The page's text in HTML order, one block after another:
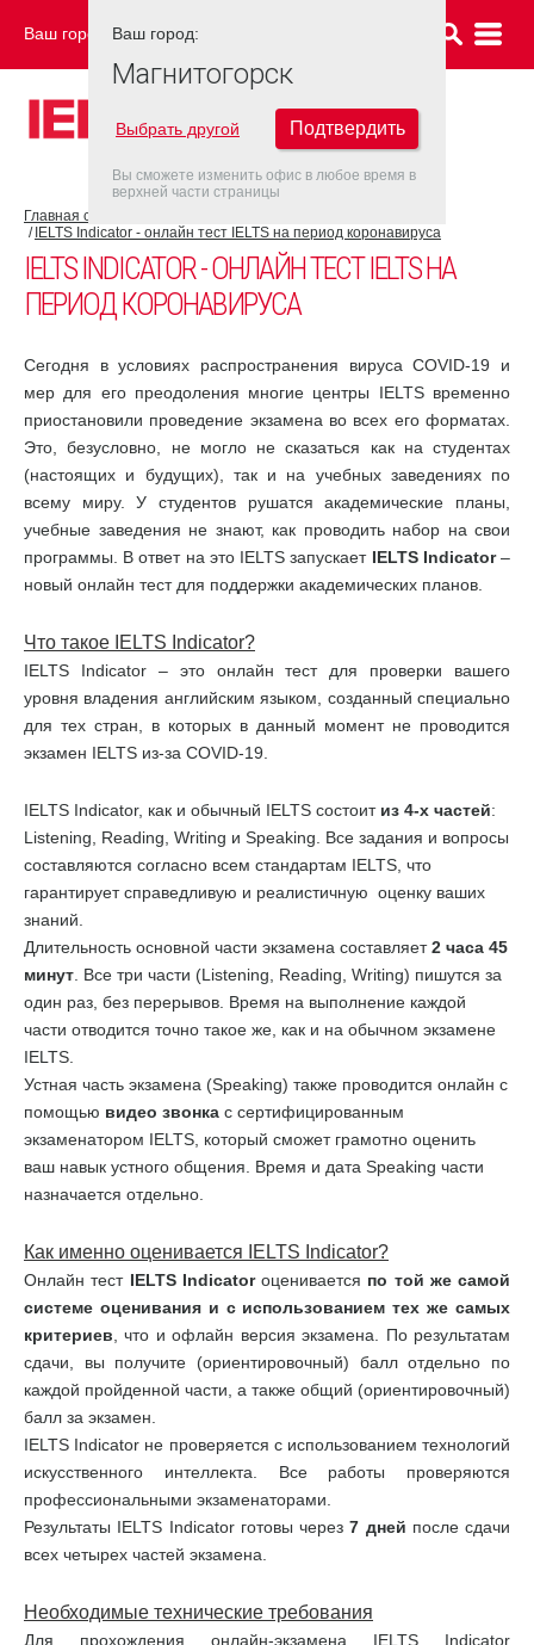
Ваш город: МАГНИТОГОРСК
Главная страница
IELTS Indicator - онлайн тест IELTS на период коронавируса
IELTS INDICATOR - ОНЛАЙН ТЕСТ IELTS НА
ПЕРИОД КОРОНАВИРУСА
Сегодня в условиях распространения вируса COVID-19 и
мер для его преодоления многие центры IELTS временно
приостановили проведение экзамена во всех его форматах.
Это, безусловно, не могло не сказаться как на студентах
(настоящих и будущих), так и на учебных заведениях по
всему миру. У студентов рушатся академические планы,
учебные заведения не знают, как проводить набор на свои
программы. В ответ на это IELTS запускает IELTS Indicator–
новый онлайн тест для поддержки академических планов.
Что такое IELTS Indicator?
IELTS Indicator – это онлайн тест для проверки вашего
уровня владения английским языком, созданный специально
для тех стран, в которых в данный момент не проводится
экзамен IELTS из-за COVID-19.
IELTS Indicator, как и обычный IELTS состоит из 4-х частей:
Listening, Reading, Writing и Speaking. Все задания и вопросы
составляются согласно всем стандартам IELTS, что
гарантирует справедливую и реалистичную оценку ваших
знаний.
Длительность основной части экзамена составляет2 часа 45
минут . Все три части (Listening, Reading, Writing) пишутся за
один раз, без перерывов. Время на выполнение каждой
части отводится точно такое же, как и на обычном экзамене
IELTS.
Устная часть экзамена (Speaking) также проводится онлайн с
помощью видео звонка с сертифицированным
экзаменатором IELTS, который сможет грамотно оценить
ваш навык устного общения. Время и дата Speaking части
назначается отдельно.
Как именно оценивается IELTS Indicator?
Онлайн тест IELTS Indicatorоценивается по той же самой
системе оценивания и с использованием тех же самых
критериев , что и офлайн версия экзамена. По результатам
сдачи, вы получите (ориентировочный) балл отдельно по
каждой пройденной части, а также общий (ориентировочный)
балл за экзамен.
IELTS Indicator не проверяется с использованием технологий
искусственного интеллекта. Все работы проверяются
профессиональными экзаменаторами.
Результаты IELTS Indicator готовы через7 дней после сдачи
всех четырех частей экзамена.
Необходимые технические требования
Для прохождения онлайн-экзамена IELTS Indicator
Ваш город:
Магнитогорск
Выбрать другой Подтвердить
Вы сможете изменить офис в любое время в
верхней части страницы